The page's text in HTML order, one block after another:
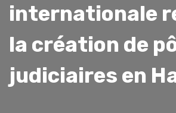
internationale
la création de
judiciaires en